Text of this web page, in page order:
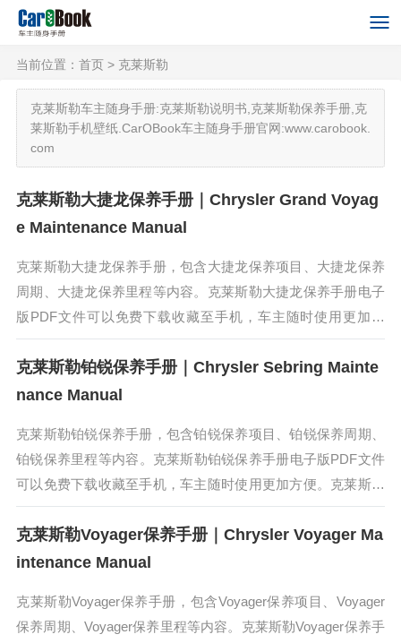
当前位置： 首页 > 克莱斯勒
克莱斯勒车主随身手册:克莱斯勒说明书,克莱斯勒保养手册,克
莱斯勒手机壁纸.CarOBook车主随身手册官网:www.carobook.
com
克莱斯勒大捷龙保养手册｜Chrysler Grand Voyag
e Maintenance Manual
克莱斯勒大捷龙保养手册，包含大捷龙保养项目、大捷龙保养
周期、大捷龙保养里程等内容。克莱斯勒大捷龙保养手册电子
版PDF文件可以免费下载收藏至手机，车主随时使用更加方
便。克莱斯勒大捷龙是一款具有典型美国风格的车型，霸气十
足。相比其它MPV，其内...
克莱斯勒铂锐保养手册｜Chrysler Sebring Mainte
nance Manual
克莱斯勒铂锐保养手册，包含铂锐保养项目、铂锐保养周期、
铂锐保养里程等内容。克莱斯勒铂锐保养手册电子版PDF文件
可以免费下载收藏至手机，车主随时使用更加方便。克莱斯勒
铂锐的设计灵感来源于代表先锋设计语言的ArtDeco理念，既
有美系车的安全大...
克莱斯勒Voyager保养手册｜Chrysler Voyager Ma
intenance Manual
克莱斯勒Voyager保养手册，包含Voyager保养项目、Voyager
保养周期、Voyager保养里程等内容。克莱斯勒Voyager保养手